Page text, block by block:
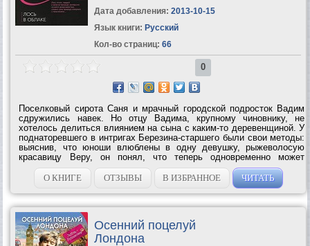
Дата добавления: 2013-10-15
Язык книги: Русский
Кол-во страниц: 66
0
Поселковый сирота Саня и мрачный городской подросток Вадим
сдружились навек. Но отцу Вадима, крупному чиновнику, не
хотелось делиться влиянием на сына с каким-то деревенщиной. У
поднаторевшего в интригах Березина-старшего были свои методы:
выяснив, что юноши влюблены в одну девушку, рыжеволосую
красавицу Веру, он понял, что теперь одновременно может
разрушить и дружбу, и любовь...
О КНИГЕ
ОТЗЫВЫ В ИЗБРАННОЕ ЧИТАТЬ
Осенний поцелуй
Лондона